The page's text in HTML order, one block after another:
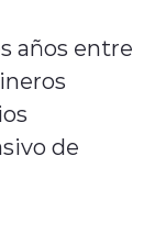
años entre
de